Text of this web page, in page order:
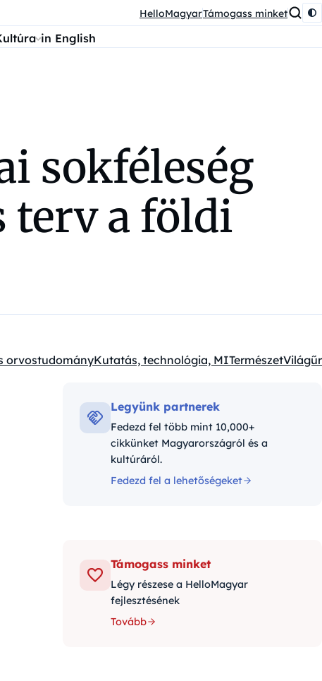
HelloMagyarTámogass minket
in English
sokféleség
terv a földi
orvostudományKutatás, technológia, MITermészetVilágűr
Legyünk partnerek
Fedezd fel több mint 10,000+
cikkünket Magyarországról és a
kultúráról.
Fedezd fel a lehetőségeket
Támogass minket
Légy részese a HelloMagyar
fejlesztésének
Tovább